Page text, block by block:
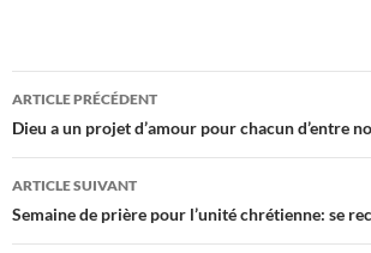
Navigation
des
articles
ARTICLE PRÉCÉDENT
Dieu a un projet d’amour pour chacun d’entre
ARTICLE SUIVANT
Semaine de prière pour l’unité chrétienne: se